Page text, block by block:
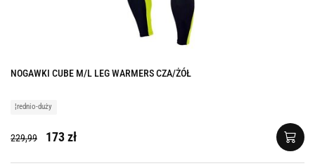
NOGAWKI CUBE M/L LEG WARMERS CZA/ŻÓŁ
¦rednio-duży
229,99 173 zł